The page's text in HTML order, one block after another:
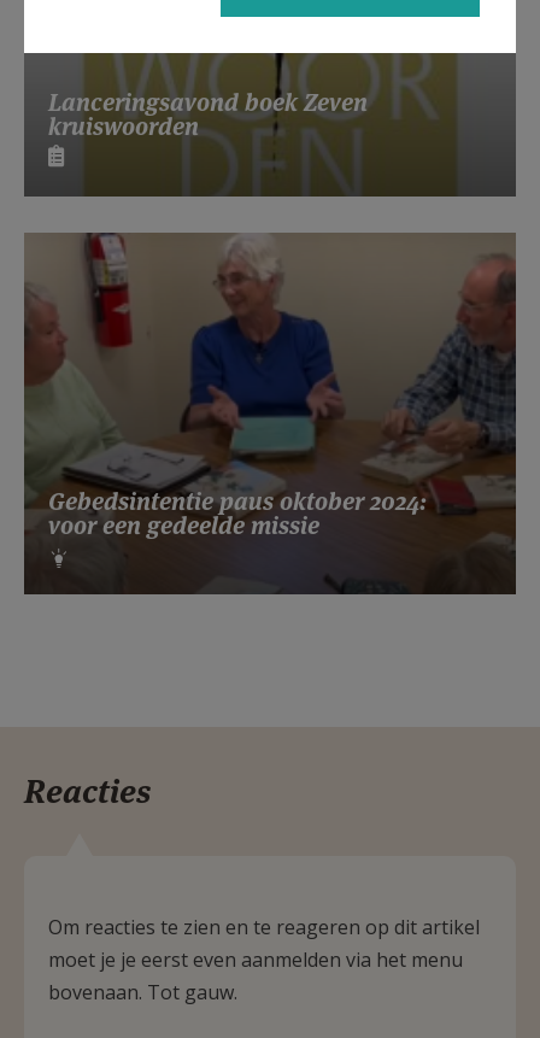
Lanceringsavond boek Zeven
kruiswoorden
Gebedsintentie paus oktober 2024:
voor een gedeelde missie
Reacties
Om reacties te zien en te reageren op dit artikel
moet je je eerst even aanmelden via het menu
bovenaan. Tot gauw.